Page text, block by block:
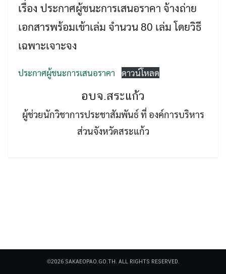
Search
เรื่อง ประกาศผู้ชนะการเสนอราคา จ้างถ่าย
เอกสารพร้อมเข้าเล่ม จำนวน 80 เล่ม โดยวิธี
เฉพาะเจาะจง
ประกาศผู้ชนะการเสนอราคา ดาวน์โหลด
อบจ.สระแก้ว
ผู้ช่วยนักวิชาการประชาสัมพันธ์ ที่ องค์การบริหาร
ส่วนจังหวัดสระแก้ว
©2026 SAKAEOPAO.GO.TH. ALL RIGHTS RESERVED.